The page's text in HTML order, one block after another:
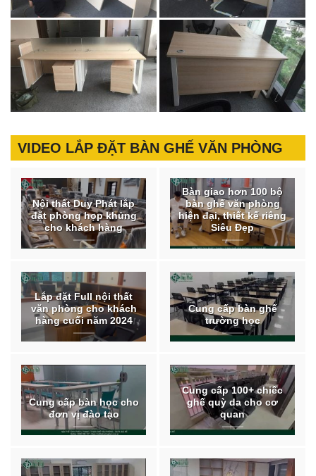
VIDEO LẮP ĐẶT BÀN GHẾ VĂN PHÒNG
Nội thất Duy Phát lắp
đặt phòng họp khủng
cho khách hàng
Bàn giao hơn 100 bộ
bàn ghế văn phòng
hiện đại, thiết kế riêng
Siêu Đẹp
Lắp đặt Full nội thất
văn phòng cho khách
hàng cuối năm 2024
Cung cấp bàn ghế
trường học
Cung cấp bàn học cho
đơn vị đào tạo
Cung cấp 100+ chiếc
ghế quỳ da cho cơ
quan